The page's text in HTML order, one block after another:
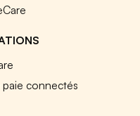
paie connectés